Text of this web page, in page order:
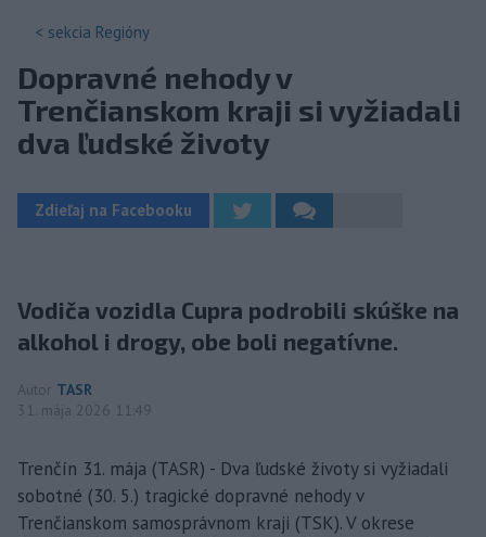
< sekcia Regióny
Dopravné nehody v
Trenčianskom kraji si vyžiadali
dva ľudské životy
Zdieľaj na Facebooku
Vodiča vozidla Cupra podrobili skúške na
alkohol i drogy, obe boli negatívne.
Autor TASR
31. mája 2026 11:49
Trenčín 31. mája (TASR) - Dva ľudské životy si vyžiadali
sobotné (30. 5.) tragické dopravné nehody v
Trenčianskom samosprávnom kraji (TSK). V okrese